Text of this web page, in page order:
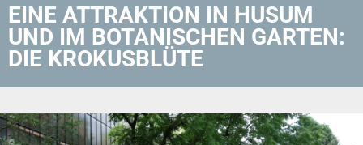
EINE ATTRAKTION IN HUSUM
UND IM BOTANISCHEN GARTEN:
DIE KROKUSBLÜTE